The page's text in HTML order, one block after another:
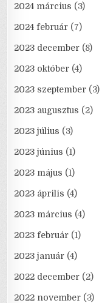
2024 március (3)
2024 február (7)
2023 december (8)
2023 október (4)
2023 szeptember (3)
2023 augusztus (2)
2023 július (3)
2023 június (1)
2023 május (1)
2023 április (4)
2023 március (4)
2023 február (1)
2023 január (4)
2022 december (2)
2022 november (3)